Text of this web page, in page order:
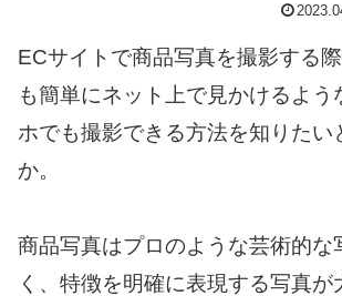
ECサイトで商品写真を撮影する
も簡単にネット上で見かけるよう
ホでも撮影できる方法を知りたい
か。
商品写真はプロのような芸術的な
く、特徴を明確に表現する写真が